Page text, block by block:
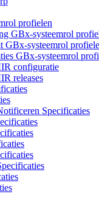
profielen
GBx-systeemrol
GBx-systeemrol
GBx-systeemrol
configuratie
releases
Specificaties